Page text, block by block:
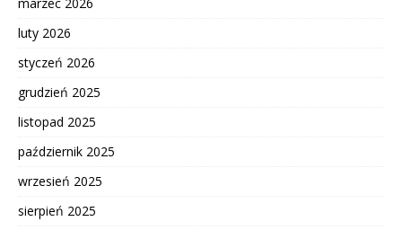
luty 2026
styczeń 2026
grudzień 2025
listopad 2025
październik 2025
wrzesień 2025
sierpień 2025